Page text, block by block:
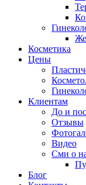
Косметика
Цены
Клиентам
До и
Отзывы
Видео
Сми о
Блог